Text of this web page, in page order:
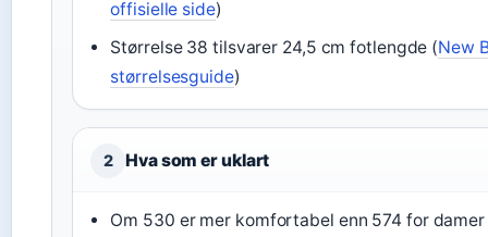
offisielle side)
Størrelse 38 tilsvarer 24,5 cm fotlengde (New
størrelsesguide)
2 Hva som er uklart
Om 530 er mer komfortabel enn 574 for